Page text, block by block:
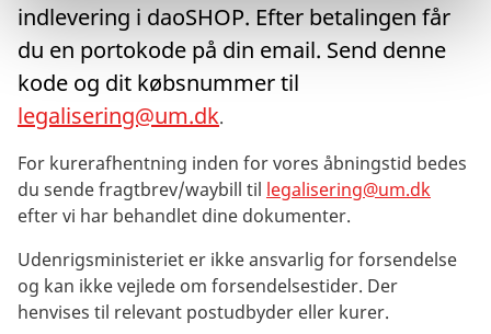
indlevering i daoSHOP. Efter betalingen får
du en portokode på din email. Send denne
kode og dit købsnummer til
legalisering@um.dk.
For kurerafhentning inden for vores åbningstid bedes
du sende fragtbrev/waybill til legalisering@um.dk
efter vi har behandlet dine dokumenter.
Udenrigsministeriet er ikke ansvarlig for forsendelse
og kan ikke vejlede om forsendelsestider. Der
henvises til relevant postudbyder eller kurer.